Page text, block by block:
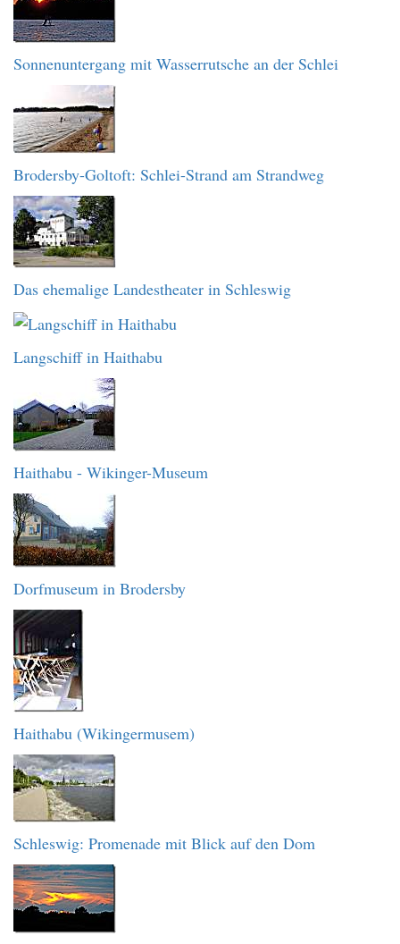
Sonnenuntergang mit Wasserrutsche an der Schlei
Brodersby-Goltoft: Schlei-Strand am Strandweg
Das ehemalige Landestheater in Schleswig
Langschiff in Haithabu
Haithabu - Wikinger-Museum
Dorfmuseum in Brodersby
Haithabu (Wikingermusem)
Schleswig: Promenade mit Blick auf den Dom